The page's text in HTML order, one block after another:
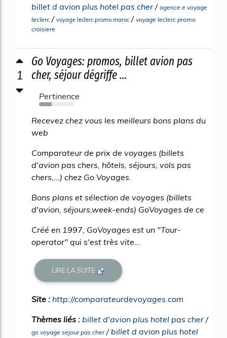
billet d avion plus hotel pas cher / agence e voyage
leclerc / voyage leclerc promo maroc/ voyage leclerc promo
croisiere
1
Go Voyages: promos, billet avion pas
cher, séjour dégriffe ...
Pertinence
36%
Recevez chez vous les meilleurs bons plans du
web
Comparateur de prix de voyages (billets
d'avion pas chers, hôtels, séjours, vols pas
chers,...) chez Go Voyages.
Bons plans et sélection de voyages (billets
d'avion, séjours,week-ends) GoVoyages de ce
Créé en 1997, GoVoyages est un "Tour-
operator" qui s'est très vite...
LIRE LA SUITE
Site : http://comparateurdevoyages.com
Thèmes liés : billet d'avion plus hotel pas cher /
go voyage sejour pas cher/ billet d avion plus hotel